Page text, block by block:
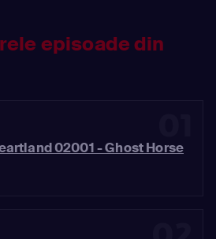
episoade din
02001 - Ghost Horse